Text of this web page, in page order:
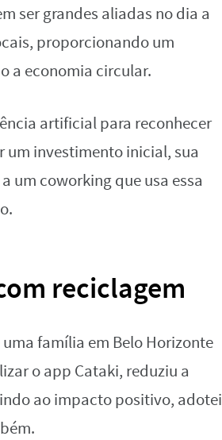
ser grandes aliadas no dia a
proporcionando um
a economia circular.
artificial para reconhecer
um investimento inicial, sua
um coworking que usa essa
reciclagem
família em Belo Horizonte
o app Cataki, reduziu a
ao impacto positivo, adotei